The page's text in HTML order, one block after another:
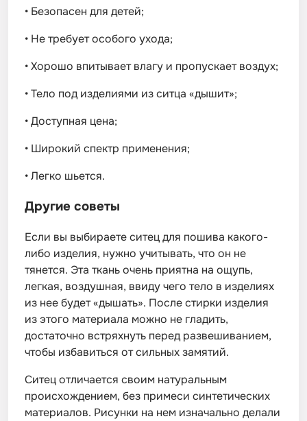
• Безопасен для детей;
• Не требует особого ухода;
•Хорошо впитывает влагу и пропускает воздух;
•Тело под изделиями из ситца «дышит»;
•Доступная цена;
• Широкий спектр применения;
•Легко шьется.
Другие советы
Если вы выбираете ситец для пошива какого-
либо изделия, нужно учитывать, что он не
тянется. Эта ткань очень приятна на ощупь,
легкая, воздушная, ввиду чего тело в изделиях
из нее будет «дышать». После стирки изделия
из этого материала можно не гладить,
достаточно встряхнуть перед развешиванием,
чтобы избавиться от сильных замятий.
Ситец отличается своим натуральным
происхождением, без примеси синтетических
материалов. Рисунки на нем изначально делали